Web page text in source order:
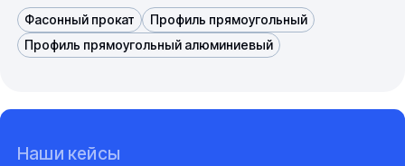
Фасонный прокат
Профиль прямоугольный
Профиль прямоугольный алюминиевый
Наши кейсы